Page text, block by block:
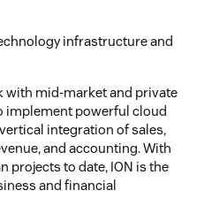
infrastructure and
with mid-market and private
implement powerful cloud
integration of sales,
and accounting. With
projects to date, ION is the
and financial